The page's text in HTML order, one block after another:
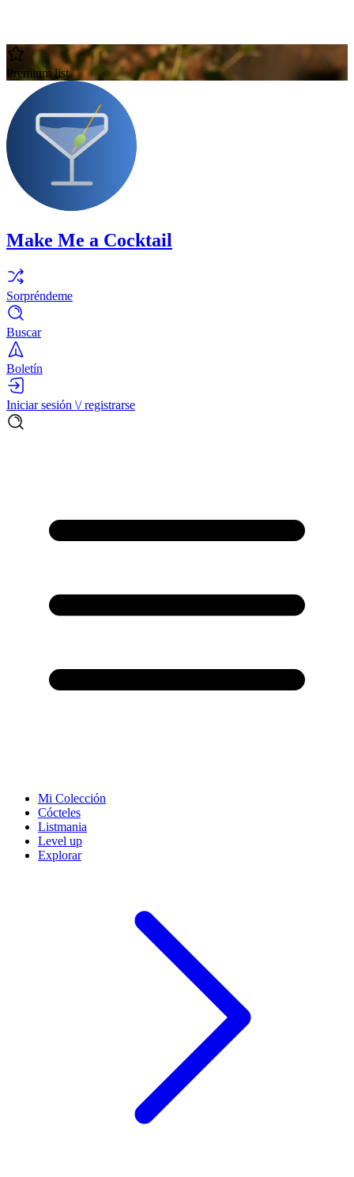
Premium list
Make Me a Cocktail
Sorpréndeme
Buscar
Boletín
Iniciar sesión \/ registrarse
Mi Colección
Cócteles
Listmania
Level up
Explorar